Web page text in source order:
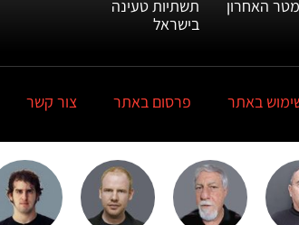
האחרון
תשתיות טעינה
בישראל
באתר פרסום באתר צור קשר